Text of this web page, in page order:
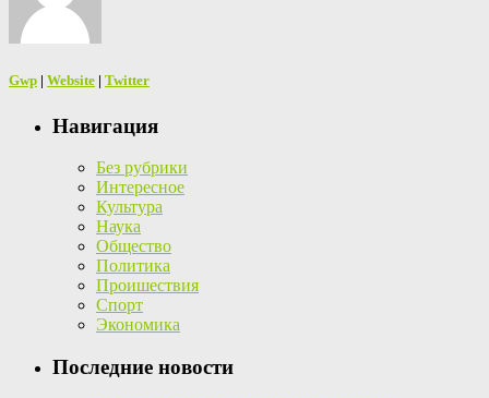
Gwp | Website | Twitter
Навигация
Без рубрики
Интересное
Культура
Наука
Общество
Политика
Проишествия
Спорт
Экономика
Последние новости